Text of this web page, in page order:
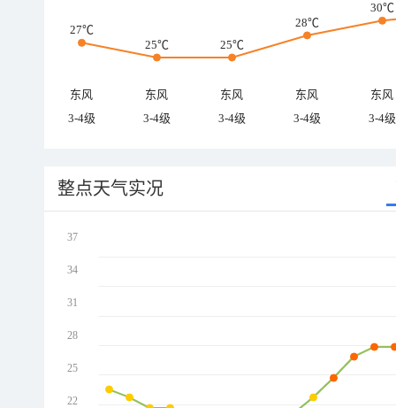
27℃
25℃
25℃
28℃
30℃
东风 东风 东风 东风
东风
3-4级
3-4级 3-4级 3-4级 3-4级
整点天气实况
37
34
31
28
25
22